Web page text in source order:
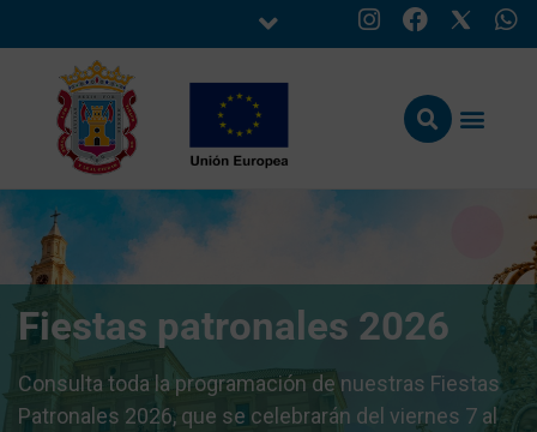
Fiestas patronales 2026
Consulta toda la programación de nuestras Fiestas
Patronales 2026, que se celebrarán del viernes 7 al